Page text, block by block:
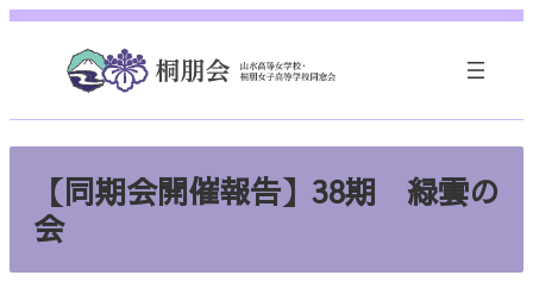
内
【同期会開催報告】38期 緑雲の
会